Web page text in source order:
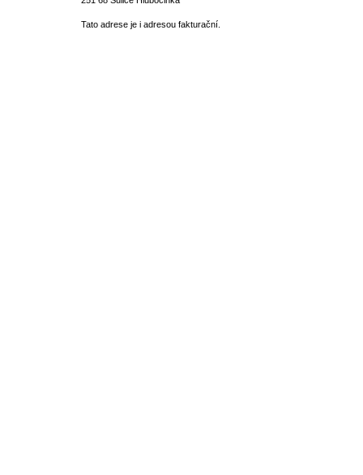
Tato adrese je i adresou fakturační.